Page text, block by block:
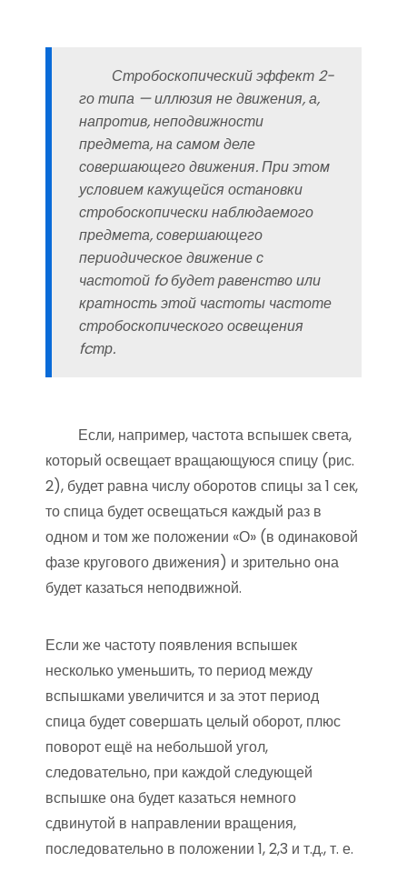
Стробоскопический эффект 2-
го типа — иллюзия не движения, а,
напротив, неподвижности
предмета, на самом деле
совершающего движения. При этом
условием кажущейся остановки
стробоскопически наблюдаемого
предмета, совершающего
периодическое движение с
частотой fo будет равенство или
кратность этой частоты частоте
стробоскопического освещения
fcтр.
Если, например, частота вспышек света,
который освещает вращающуюся спицу (рис.
2), будет равна числу оборотов спицы за 1 сек,
то спица будет освещаться каждый раз в
одном и том же положении «О» (в одинаковой
фазе кругового движения) и зрительно она
будет казаться неподвижной.
Если же частоту появления вспышек
несколько уменьшить, то период между
вспышками увеличится и за этот период
спица будет совершать целый оборот, плюс
поворот ещё на небольшой угол,
следовательно, при каждой следующей
вспышке она будет казаться немного
сдвинутой в направлении вращения,
последовательно в положении 1, 2,3 и т.д., т. е.